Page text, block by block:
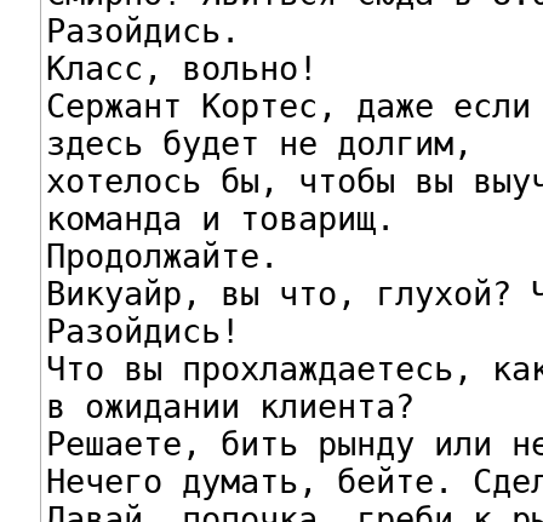
Разойдись.
Класс, вольно!
Сержант Кортес, даже если
здесь будет не долгим,
хотелось бы, чтобы вы
команда и товарищ.
Продолжайте.
Викуайр, вы что, глухой?
Разойдись!
Что вы прохлаждаетесь,
в ожидании клиента?
Решаете, бить рынду или
Нечего думать, бейте.